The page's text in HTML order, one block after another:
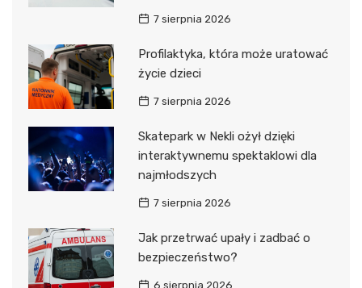
7 sierpnia 2026
Profilaktyka, która może uratować
życie dzieci
7 sierpnia 2026
Skatepark w Nekli ożył dzięki
interaktywnemu spektaklowi dla
najmłodszych
7 sierpnia 2026
Jak przetrwać upały i zadbać o
bezpieczeństwo?
6 sierpnia 2026